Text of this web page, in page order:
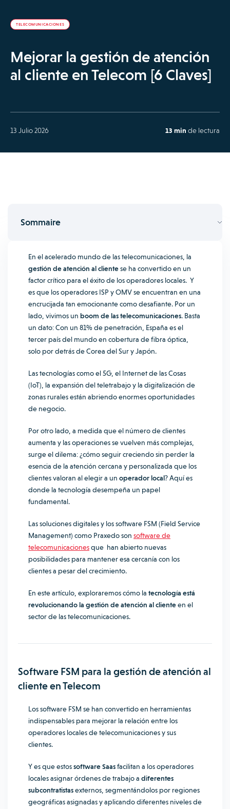
TELECOMUNICACIONES
Mejorar la gestión de atención
al cliente en Telecom [6 Claves]
13 Julio 2026 13 min de lectura
Sommaire
En el acelerado mundo de las telecomunicaciones, la
gestión de atención al clientese ha convertido en un
factor crítico para el éxito de los operadores locales. Y
es que los operadores ISP y OMV se encuentran en una
encrucijada tan emocionante como desafiante. Por un
lado, vivimos un boom de las telecomunicaciones. Basta
un dato: Con un 81% de penetración, España es el
tercer país del mundo en cobertura de fibra óptica,
solo por detrás de Corea del Sur y Japón.
Las tecnologías como el 5G, el Internet de las Cosas
(IoT), la expansión del teletrabajo y la digitalización de
zonas rurales están abriendo enormes oportunidades
de negocio.
Por otro lado, a medida que el número de clientes
aumenta y las operaciones se vuelven más complejas,
surge el dilema: ¿cómo seguir creciendo sin perder la
esencia de la atención cercana y personalizada que los
clientes valoran al elegir a un operador local?Aquí es
donde la tecnología desempeña un papel
fundamental.
Las soluciones digitales y los software FSM (Field Service
Management) como Praxedo son software de
telecomunicacionesque han abierto nuevas
posibilidades para mantener esa cercanía con los
clientes a pesar del crecimiento.
En este artículo, exploraremos cómo la tecnología está
revolucionando la gestión de atención al clienteen el
sector de las telecomunicaciones.
Software FSM para la gestión de atención al
cliente en Telecom
Los software FSM se han convertido en herramientas
indispensables para mejorar la relación entre los
operadores locales de telecomunicaciones y sus
clientes.
Y es que estossoftware Saasfacilitan a los operadores
locales asignar órdenes de trabajo a diferentes
subcontratistasexternos, segmentándolos por regiones
geográficas asignadas y aplicando diferentes niveles de